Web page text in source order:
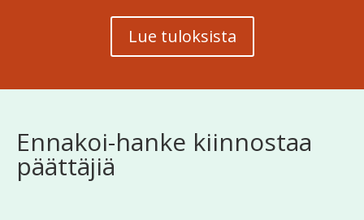
Lue tuloksista
Ennakoi-hanke kiinnostaa
päättäjiä